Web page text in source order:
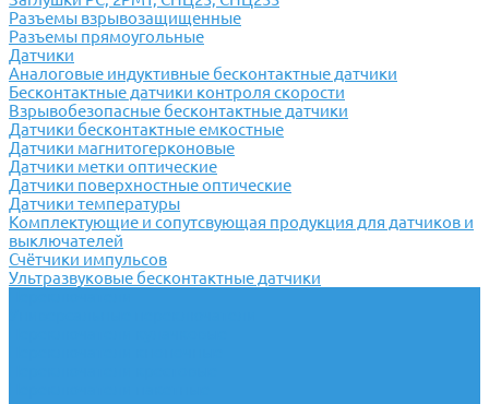
Разъемы взрывозащищенные
Разъемы прямоугольные
Датчики
Аналоговые индуктивные бесконтактные датчики
Бесконтактные датчики контроля скорости
Взрывобезопасные бесконтактные датчики
Датчики бесконтактные емкостные
Датчики магнитогерконовые
Датчики метки оптические
Датчики поверхностные оптические
Датчики температуры
Комплектующие и сопутсвующая продукция для датчиков и
выключателей
Счётчики импульсов
Ультразвуковые бесконтактные датчики